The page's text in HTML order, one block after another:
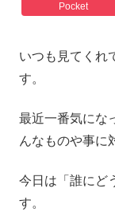
Pocket
いつも見てくれ
す。
最近一番気にな
んなものや事
今日は「誰にど
す。